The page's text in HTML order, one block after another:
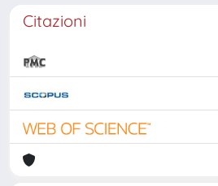
Citazioni